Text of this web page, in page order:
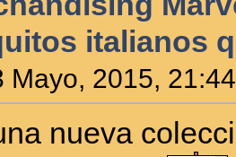
italianos
Mayo, 2015,
nueva